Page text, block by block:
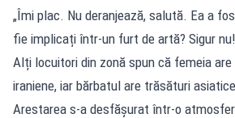
„Îmi plac. Nu deranjează, salută. Ea a
fie implicați într-un furt de artă? Sigur
Alți locuitori din zonă spun că femeia are
iraniene, iar bărbatul are trăsături
Arestarea s-a desfășurat într-o